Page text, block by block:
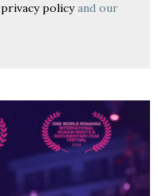
privacy policyand our